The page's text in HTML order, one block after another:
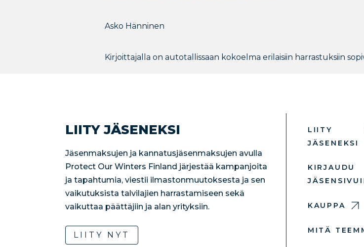
Asko Hänninen
Kirjoittajalla on autotallissaan kokoelma erilaisiin harrastuksiin
LIITY JÄSENEKSI
Jäsenmaksujen ja kannatusjäsenmaksujen avulla
Protect Our Winters Finland järjestää kampanjoita
ja tapahtumia, viestii ilmastonmuutoksesta ja sen
vaikutuksista talvilajien harrastamiseen sekä
vaikuttaa päättäjiin ja alan yrityksiin.
LIITY NYT
LIITY
JÄSENEKSI
KIRJAUDU
KAUPPA
MITÄ